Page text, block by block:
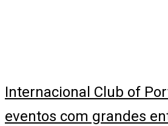
Internacional Club of
eventos com grandes